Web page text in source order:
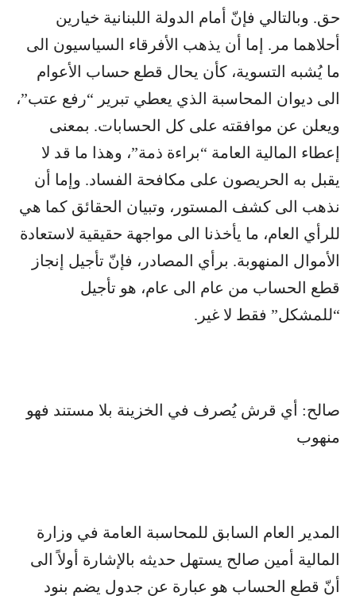
حق. وبالتالي فإنّ أمام الدولة اللبنانية خيارين
أحلاهما مر. إما أن يذهب الأفرقاء السياسيون الى
ما يُشبه التسوية، كأن يحال قطع حساب الأعوام
الى ديوان المحاسبة الذي يعطي تبرير “رفع عتب”،
ويعلن عن موافقته على كل الحسابات. بمعنى
إعطاء المالية العامة “براءة ذمة”، وهذا ما قد لا
يقبل به الحريصون على مكافحة الفساد. وإما أن
نذهب الى كشف المستور، وتبيان الحقائق كما هي
للرأي العام، ما يأخذنا الى مواجهة حقيقية لاستعادة
الأموال المنهوبة. برأي المصادر، فإنّ تأجيل إنجاز
قطع الحساب من عام الى عام، هو تأجيل
“للمشكل” فقط لا غير.
صالح: أي قرش يُصرف في الخزينة بلا مستند فهو
منهوب
المدير العام السابق للمحاسبة العامة في وزارة
المالية أمين صالح يستهل حديثه بالإشارة أولاً الى
أنّ قطع الحساب هو عبارة عن جدول يضم بنود